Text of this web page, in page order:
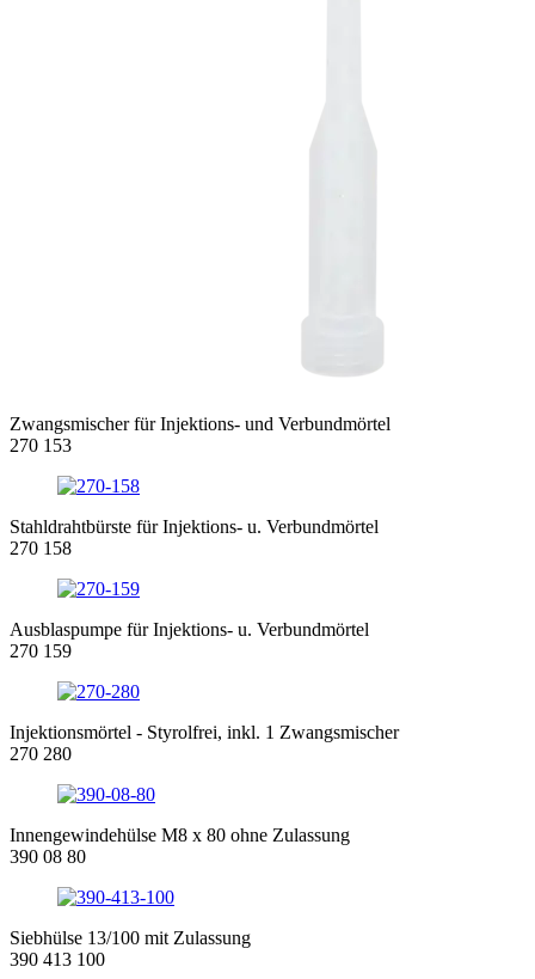
Zwangsmischer für Injektions- und Verbundmörtel
270 153
Stahldrahtbürste für Injektions- u. Verbundmörtel
270 158
Ausblaspumpe für Injektions- u. Verbundmörtel
270 159
Injektionsmörtel - Styrolfrei, inkl. 1 Zwangsmischer
270 280
Innengewindehülse M8 x 80 ohne Zulassung
390 08 80
Siebhülse 13/100 mit Zulassung
390 413 100